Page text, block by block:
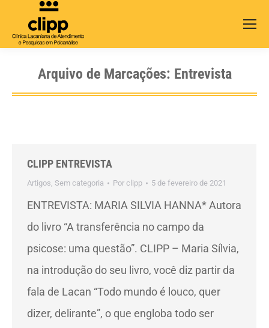
Arquivo de Marcações: Entrevista
CLIPP ENTREVISTA
Artigos, Sem categoria Por clipp 5 de fevereiro de 2021
ENTREVISTA: MARIA SILVIA HANNA* Autora
do livro “A transferência no campo da
psicose: uma questão”. CLIPP – Maria Sílvia,
na introdução do seu livro, você diz partir da
fala de Lacan “Todo mundo é louco, quer
dizer, delirante”, o que engloba todo ser